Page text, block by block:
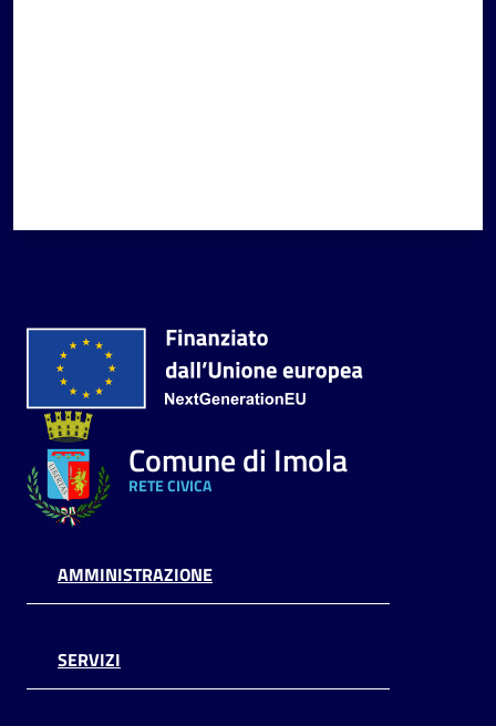
Comune di Imola
RETE CIVICA
AMMINISTRAZIONE
SERVIZI